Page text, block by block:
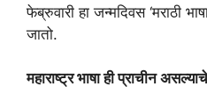
फेब्रुवारी हा जन्मदिवस ‘मराठी
जातो.
महाराष्ट्र भाषा ही प्राचीन